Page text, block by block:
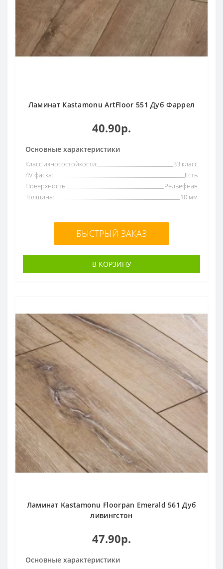
Ламинат Kastamonu ArtFloor 551 Дуб Фаррел
40.90р.
Основные характеристики
Класс износостойкости:
33 класс
4V фаска:
Есть
Поверхность:
Рельефная
Толщина:
10 мм
БЫСТРЫЙ ЗАКАЗ
В КОРЗИНУ
Ламинат Kastamonu Floorpan Emerald 561 Дуб
ливингстон
47.90р.
Основные характеристики